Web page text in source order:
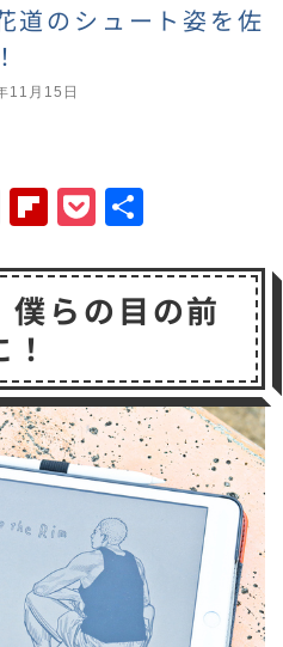
道のシュート姿を佐
11月15日
E
a
il
F
p
b
a
r
d
P
c
k
t
僕らの目の前
！